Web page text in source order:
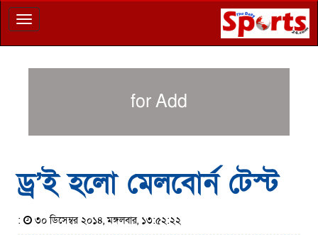
Toggle
navigation
for Add
ড্র’ই হলো মেলবোর্ন টেস্ট
: ৩০ ডিসেম্বর ২০১৪, মঙ্গলবার, ১৩:৫২:২২